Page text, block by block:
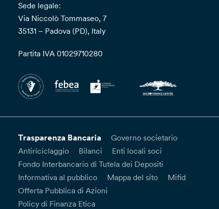
Sede legale:
Via Niccolò Tommaseo, 7
35131 – Padova (PD), Italy
Partita IVA 01029710280
Trasparenza Bancaria
Governo societario
Antiriciclaggio
Bilanci
Enti locali soci
Fondo Interbancario di Tutela dei Depositi
Informativa al pubblico
Mappa del sito
Mifid
Offerta Pubblica di Azioni
Policy di Finanza Etica